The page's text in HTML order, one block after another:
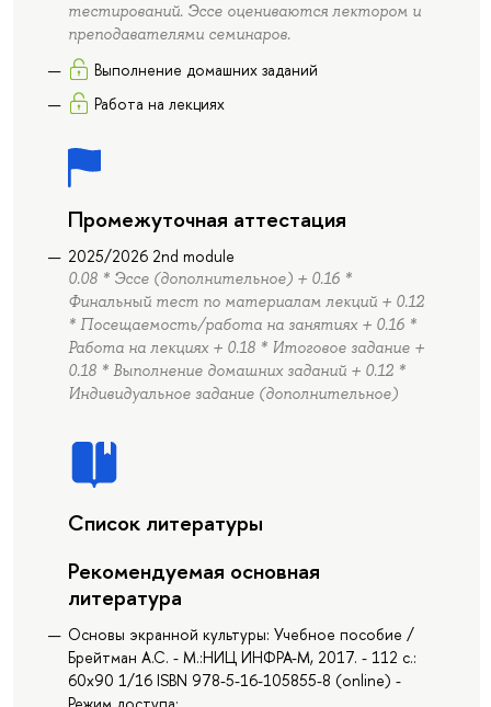
тестирований. Эссе оцениваются лектором и
преподавателями семинаров.
Выполнение домашних заданий
Работа на лекциях
Промежуточная аттестация
2025/2026 2nd module
0.08 * Эссе (дополнительное) + 0.16 *
Финальный тест по материалам лекций + 0.12
* Посещаемость/работа на занятиях + 0.16 *
Работа на лекциях + 0.18 * Итоговое задание +
0.18 * Выполнение домашних заданий + 0.12 *
Индивидуальное задание (дополнительное)
Список литературы
Рекомендуемая основная
литература
Основы экранной культуры: Учебное пособие /
Брейтман А.С. - М.:НИЦ ИНФРА-М, 2017. - 112 с.:
60x90 1/16 ISBN 978-5-16-105855-8 (online) -